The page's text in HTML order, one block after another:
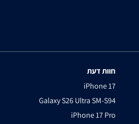
חוות דעת
iPhone 17
Galaxy S26 Ultra SM-S94
iPhone 17 Pro